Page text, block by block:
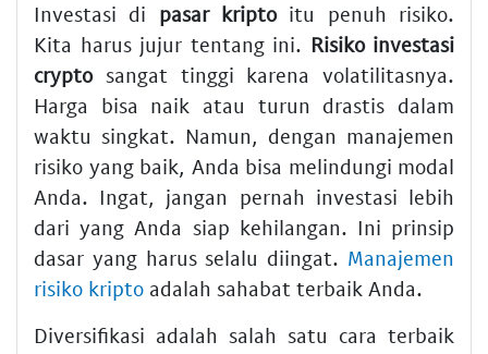
Investasi di pasar kriptoitu penuh risiko.
Kita harus jujur tentang ini. Risiko investasi
cryptosangat tinggi karena volatilitasnya.
Harga bisa naik atau turun drastis dalam
waktu singkat. Namun, dengan manajemen
risiko yang baik, Anda bisa melindungi modal
Anda. Ingat, jangan pernah investasi lebih
dari yang Anda siap kehilangan. Ini prinsip
dasar yang harus selalu diingat. Manajemen
risiko kripto adalah sahabat terbaik Anda.
Diversifikasi adalah salah satu cara terbaik